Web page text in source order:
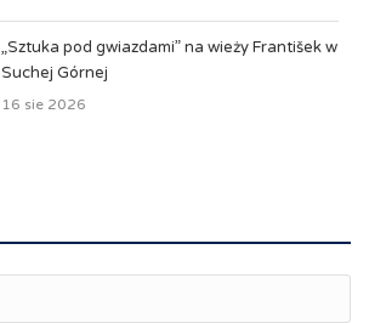
„Sztuka pod gwiazdami” na wieży František w
Suchej Górnej
16 sie 2026